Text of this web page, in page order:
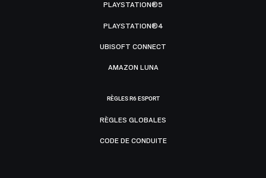
PLAYSTATION®5
PLAYSTATION®4
UBISOFT CONNECT
AMAZON LUNA
RÈGLES R6 ESPORT
RÈGLES GLOBALES
CODE DE CONDUITE